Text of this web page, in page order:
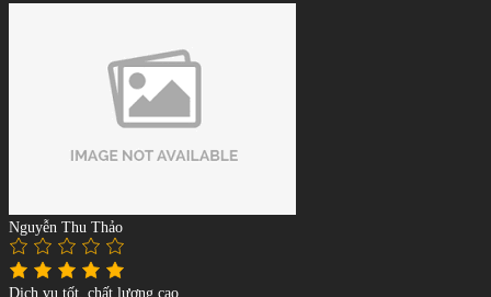
Nguyễn Thu Thảo
Dịch vụ tốt, chất lượng cao